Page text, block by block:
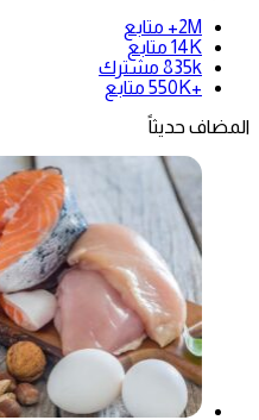
2M+
متابع
14K متابع
835k مشترك
+550K
متابع
المضاف حديثاً